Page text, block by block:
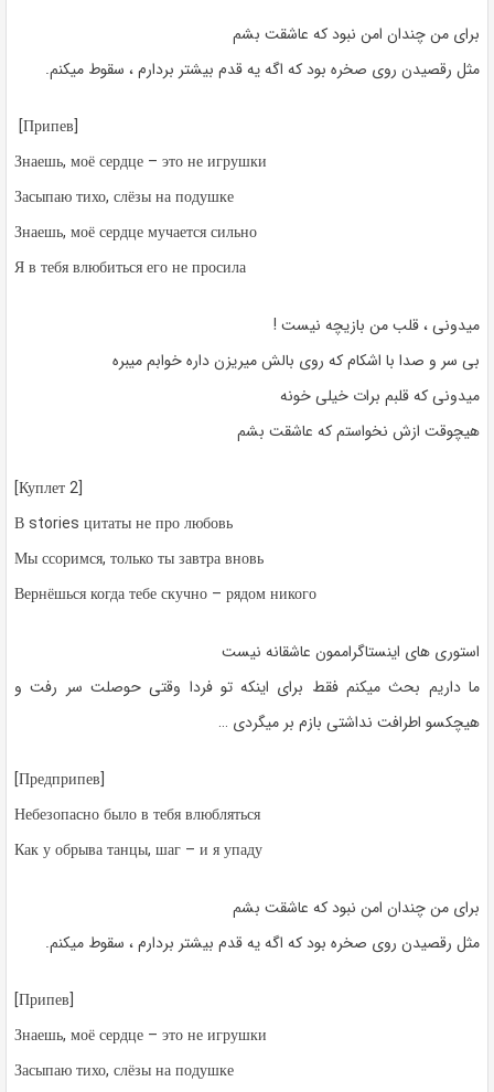
برای من چندان امن نبود که عاشقت بشم
مثل رقصیدن روی صخره بود که اگه یه قدم بیشتر بردارم ، سقوط میکنم.
[Припев]
Знаешь, моё сердце – это не игрушки
Засыпаю тихо, слёзы на подушке
Знаешь, моё сердце мучается сильно
Я в тебя влюбиться его не просила
میدونی ، قلب من بازیچه نیست !
بی سر و صدا با اشکام که روی بالش میریزن داره خوابم میبره
میدونی که قلبم برات خیلی خونه
هیچوقت ازش نخواستم که عاشقت بشم
[Куплет 2]
В stories цитаты не про любовь
Мы ссоримся, только ты завтра вновь
Вернёшься когда тебе скучно – рядом никого
استوری های اینستاگراممون عاشقانه نیست
ما داریم بحث میکنم فقط برای اینکه تو فردا وقتی حوصلت سر رفت و
هیچکسو اطرافت نداشتی بازم بر میگردی …
[Предприпев]
Небезопасно было в тебя влюбляться
Как у обрыва танцы, шаг – и я упаду
برای من چندان امن نبود که عاشقت بشم
مثل رقصیدن روی صخره بود که اگه یه قدم بیشتر بردارم ، سقوط میکنم.
[Припев]
Знаешь, моё сердце – это не игрушки
Засыпаю тихо, слёзы на подушке